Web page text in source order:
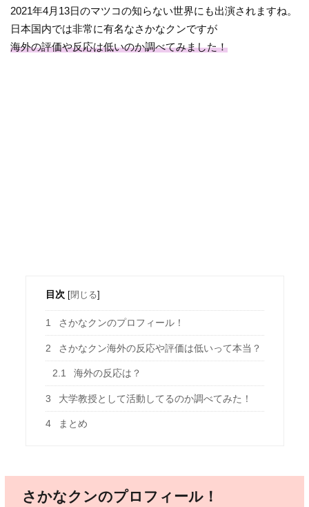
2021年4月13日のマツコの知らない世界にも出演されますね。
日本国内では非常に有名なさかなクンですが
海外の評価や反応は低いのか調べてみました！
目次 [閉じる]
1 さかなクンのプロフィール！
2 さかなクン海外の反応や評価は低いって本当？
2.1 海外の反応は？
3 大学教授として活動してるのか調べてみた！
4 まとめ
さかなクンのプロフィール！